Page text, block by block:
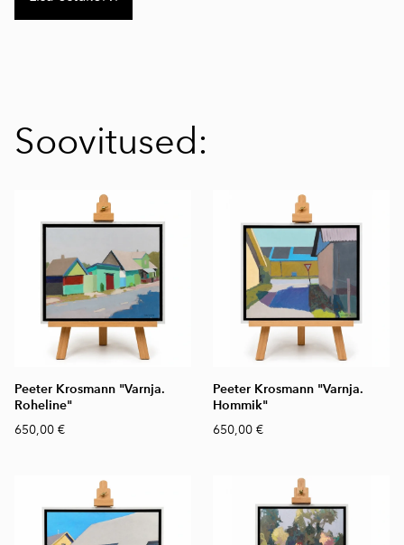
Soovitused:
Peeter Krosmann "Varnja.
Roheline"
650,00 €
Peeter Krosmann "Varnja.
Hommik"
650,00 €